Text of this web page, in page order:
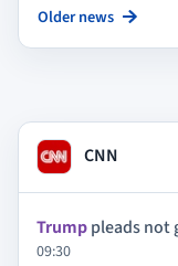
Older news
CNN
Trumppleads not
09:30